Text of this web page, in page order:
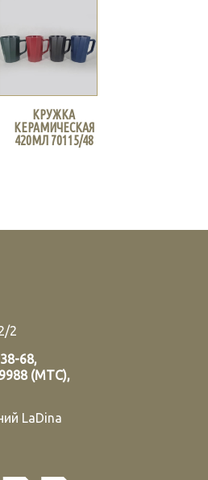
КРУЖКА
КЕРАМИЧЕСКАЯ
420МЛ 70115/48
2
68,
(МТС),
LaDina